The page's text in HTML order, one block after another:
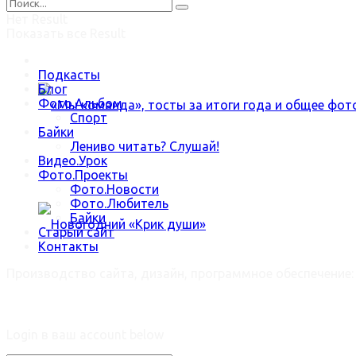
«Мы команда», тосты за итоги года и общее
Подкасты
Блог
Фото.Альбом
Спорт
Байки
Лениво читать? Слушай!
Видео.Урок
Фото.Проекты
Фото.Новости
Фото.Любитель
Байки
Старый сайт
Контакты